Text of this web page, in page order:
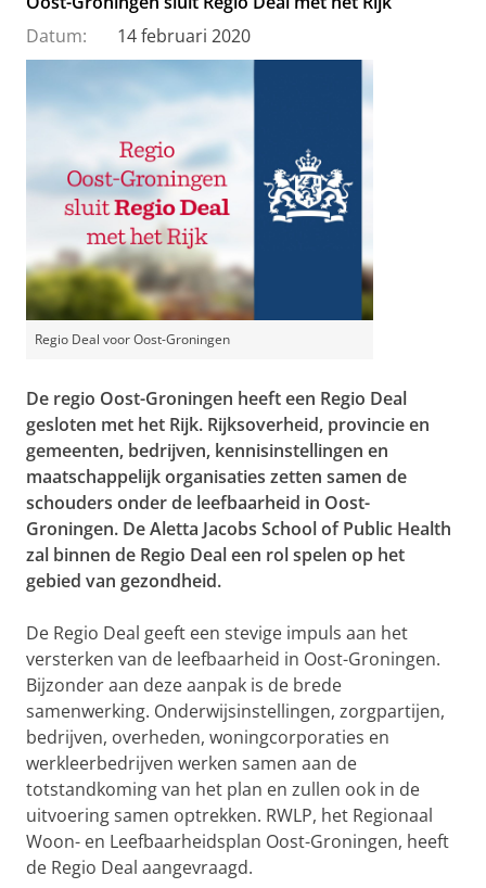
Datum:
14 februari 2020
Regio Deal voor Oost-Groningen
De regio Oost-Groningen heeft een Regio Deal
gesloten met het Rijk. Rijksoverheid, provincie en
gemeenten, bedrijven, kennisinstellingen en
maatschappelijk organisaties zetten samen de
schouders onder de leefbaarheid in Oost-
Groningen. De Aletta Jacobs School of Public Health
zal binnen de Regio Deal een rol spelen op het
gebied van gezondheid.
De Regio Deal geeft een stevige impuls aan het
versterken van de leefbaarheid in Oost-Groningen.
Bijzonder aan deze aanpak is de brede
samenwerking. Onderwijsinstellingen, zorgpartijen,
bedrijven, overheden, woningcorporaties en
werkleerbedrijven werken samen aan de
totstandkoming van het plan en zullen ook in de
uitvoering samen optrekken. RWLP, het Regionaal
Woon- en Leefbaarheidsplan Oost-Groningen, heeft
de Regio Deal aangevraagd.